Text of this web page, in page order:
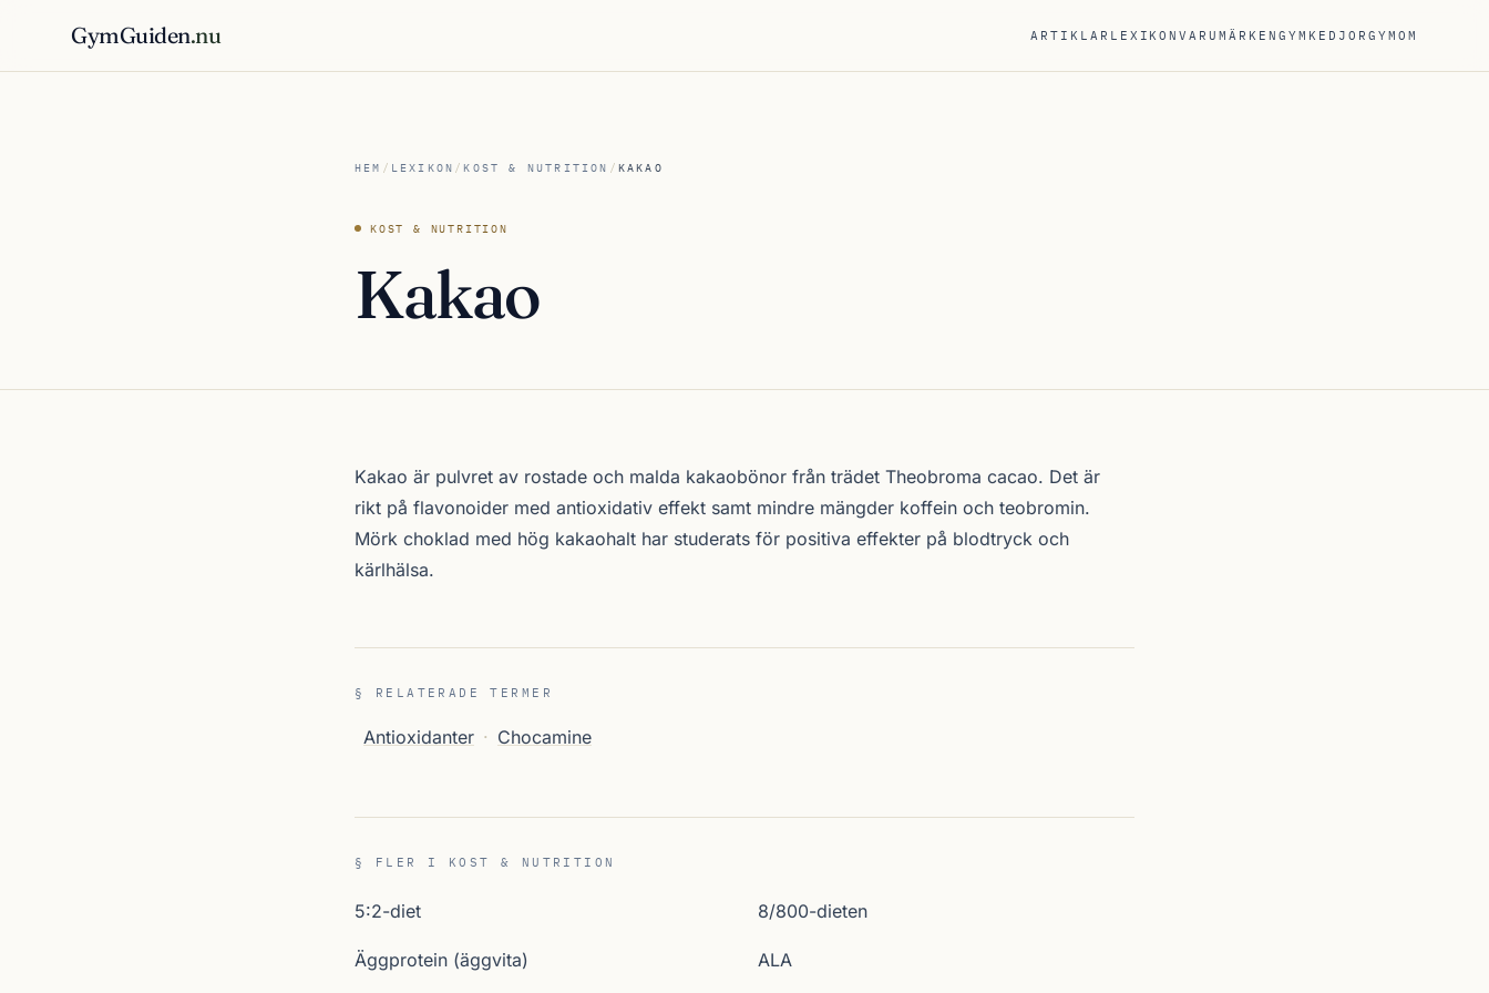
GymGuiden.nu ARTIKLAR LEXIKONVARUMÄRKENGYMKEDJORGYMOM
HEM / LEXIKON /KOST & NUTRITION / KAKAO
KOST & NUTRITION
Kakao
Kakao är pulvret av rostade och malda kakaobönor från trädet Theobroma cacao. Det är
rikt på flavonoider med antioxidativ effekt samt mindre mängder koffein och teobromin.
Mörk choklad med hög kakaohalt har studerats för positiva effekter på blodtryck och
kärlhälsa.
§ RELATERADE TERMER
Antioxidanter · Chocamine
§ FLER I KOST & NUTRITION
5:2-diet 8/800-dieten
Äggprotein (äggvita) ALA